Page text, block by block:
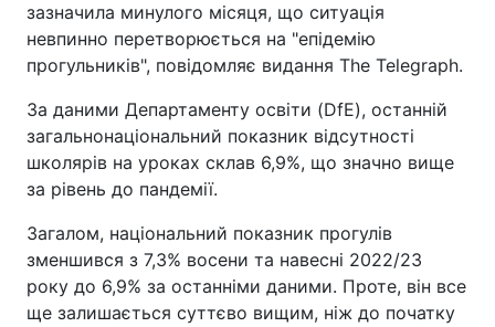
зазначила минулого місяця, що ситуація
невпинно перетворюється на "епідемію
прогульників", повідомляє видання The Telegraph.
За даними Департаменту освіти (DfE), останній
загальнонаціональний показник відсутності
школярів на уроках склав 6,9%, що значно вище
за рівень до пандемії.
Загалом, національний показник прогулів
зменшився з 7,3% восени та навесні 2022/23
року до 6,9% за останніми даними. Проте, він все
ще залишається суттєво вищим, ніж до початку